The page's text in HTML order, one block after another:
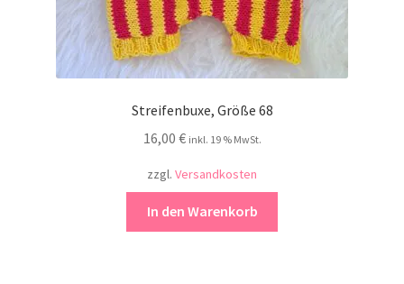
Streifenbuxe, Größe 68
16,00 € inkl. 19 % MwSt.
zzgl. Versandkosten
In den Warenkorb